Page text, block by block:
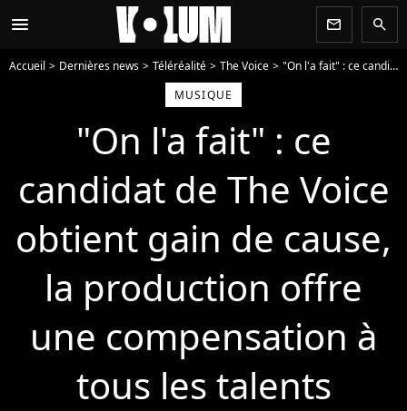
menu newsletter search
Accueil Dernières news Téléréalité The Voice
"On l'a fait" : ce candidat de The Voice obtient gain de cause, la production offre une compensation à tous les talents
MUSIQUE
"On l'a fait" : ce
candidat de The Voice
obtient gain de cause,
la production offre
une compensation à
tous les talents